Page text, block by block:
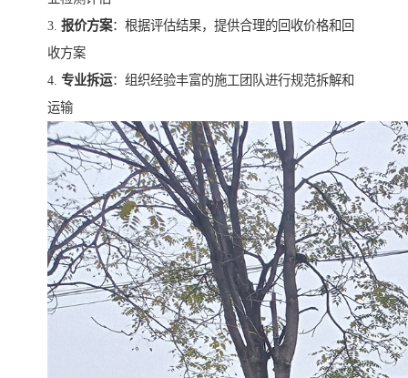
3. 报价方案：根据评估结果，提供合理的回收价格和回
收方案
4. 专业拆运：组织经验丰富的施工团队进行规范拆解和
运输